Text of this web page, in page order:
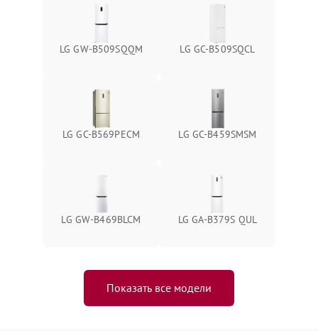
LG GW-B509SQQM LG GC-B509SQCL
LG GC-B569PECM LG GC-B459SMSM
LG GW-B469BLCM LG GA-B379S QUL
Показать все модели